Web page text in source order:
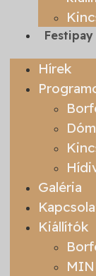
Festipay
Hírek
Galéria
Kiállítók